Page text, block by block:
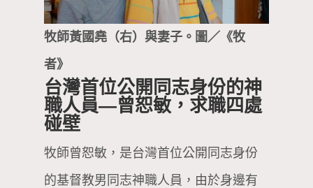
牧師黃國堯（右）與妻子。圖／《牧
者》
台灣首位公開同志身份的神
職人員—曾恕敏，求職四處
碰壁
牧師曾恕敏，是台灣首位公開同志身份
的基督教男同志神職人員，由於身邊有